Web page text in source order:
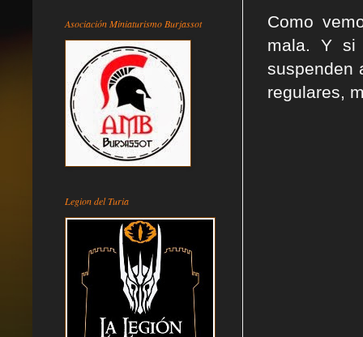
Como
mala. Y si
suspenden
regulares,
Asociación Miniaturismo Burjassot
Legion del Turia